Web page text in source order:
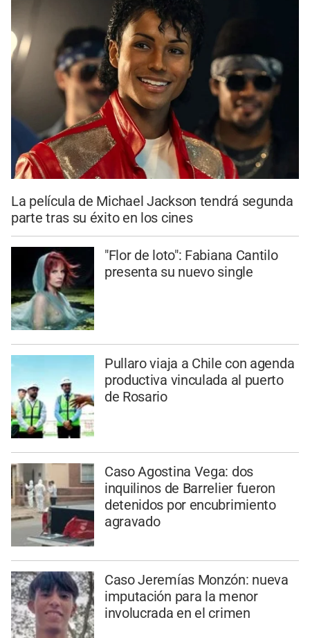
La película de Michael Jackson tendrá segunda
parte tras su éxito en los cines
"Flor de loto": Fabiana Cantilo
presenta su nuevo single
Pullaro viaja a Chile con agenda
productiva vinculada al puerto
de Rosario
Caso Agostina Vega: dos
inquilinos de Barrelier fueron
detenidos por encubrimiento
agravado
Caso Jeremías Monzón: nueva
imputación para la menor
involucrada en el crimen